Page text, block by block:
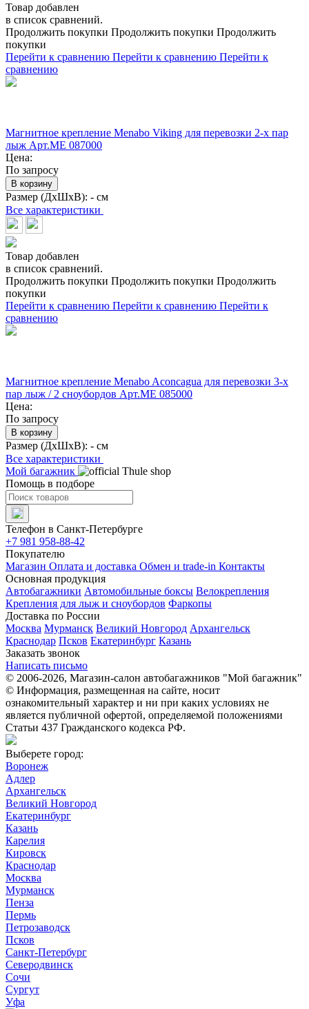
Товар добавлен
в список сравнений.
Продолжить покупки Продолжить покупки Продолжить
покупки
Перейти к сравнению Перейти к сравнению Перейти к
сравнению
Магнитное крепление Menabo Viking для перевозки 2-х пар
лыж Арт.ME 087000
Цена:
По запросу
В корзину
Размер (ДхШхВ): - см
Все характеристики
Товар добавлен
в список сравнений.
Продолжить покупки Продолжить покупки Продолжить
покупки
Перейти к сравнению Перейти к сравнению Перейти к
сравнению
Магнитное крепление Menabo Aconcagua для перевозки 3-х
пар лыж / 2 сноубордов Арт.ME 085000
Цена:
По запросу
В корзину
Размер (ДхШхВ): - см
Все характеристики
Мой багажник
Помощь в подборе
Телефон в Санкт-Петербурге
+7 981 958-88-42
Покупателю
Магазин Оплата и доставка Обмен и trade-in Контакты
Основная продукция
Автобагажники Автомобильные боксы Велокрепления
Крепления для лыж и сноубордов Фаркопы
Доставка по России
Москва Мурманск Великий Новгород Архангельск
Краснодар Псков Екатеринбург Казань
Заказать звонок
Написать письмо
© 2006-2026, Магазин-салон автобагажников "Мой багажник"
© Информация, размещенная на сайте, носит
ознакомительный характер и ни при каких условиях не
является публичной офертой, определяемой положениями
Статьи 437 Гражданского кодекса РФ.
Выберете город:
Воронеж
Адлер
Архангельск
Великий Новгород
Екатеринбург
Казань
Карелия
Кировск
Краснодар
Москва
Мурманск
Пенза
Пермь
Петрозаводск
Псков
Санкт-Петербург
Северодвинск
Сочи
Сургут
Уфа